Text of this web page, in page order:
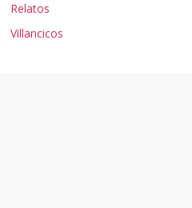
Relatos
Villancicos